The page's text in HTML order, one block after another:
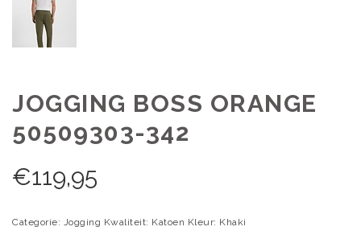
JOGGING BOSS ORANGE
50509303-342
€119,95
Categorie: Jogging Kwaliteit: Katoen Kleur: Khaki